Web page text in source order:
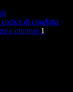
di condotta
e imprese 1